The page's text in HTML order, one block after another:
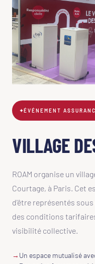
✦ÉVÉNEMENT
VILLAGE
ROAM organise un
Courtage, à Paris. Cet
d'être représentés sous
des conditions
visibilité collective.
→ Un espace mutualisé